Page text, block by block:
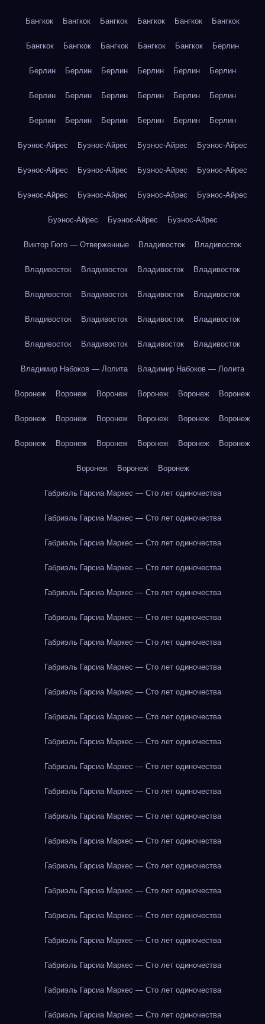
Бангкок Бангкок Бангкок Бангкок Бангкок Бангкок
Бангкок Бангкок Бангкок Бангкок Бангкок Берлин
Берлин Берлин Берлин Берлин Берлин Берлин
Берлин Берлин Берлин Берлин Берлин Берлин
Берлин Берлин Берлин Берлин Берлин Берлин
Буэнос-Айрес Буэнос-Айрес Буэнос-Айрес Буэнос-Айрес
Буэнос-Айрес Буэнос-Айрес Буэнос-Айрес Буэнос-Айрес
Буэнос-Айрес Буэнос-Айрес Буэнос-Айрес Буэнос-Айрес
Буэнос-Айрес Буэнос-Айрес Буэнос-Айрес
Виктор Гюго — Отверженные Владивосток Владивосток
Владивосток Владивосток Владивосток Владивосток
Владивосток Владивосток Владивосток Владивосток
Владивосток Владивосток Владивосток Владивосток
Владивосток Владивосток Владивосток Владивосток
Владимир Набоков — Лолита Владимир Набоков — Лолита
Воронеж Воронеж Воронеж Воронеж Воронеж Воронеж
Воронеж Воронеж Воронеж Воронеж Воронеж Воронеж
Воронеж Воронеж Воронеж Воронеж Воронеж Воронеж
Воронеж Воронеж Воронеж
Габриэль Гарсиа Маркес — Сто лет одиночества
Габриэль Гарсиа Маркес — Сто лет одиночества
Габриэль Гарсиа Маркес — Сто лет одиночества
Габриэль Гарсиа Маркес — Сто лет одиночества
Габриэль Гарсиа Маркес — Сто лет одиночества
Габриэль Гарсиа Маркес — Сто лет одиночества
Габриэль Гарсиа Маркес — Сто лет одиночества
Габриэль Гарсиа Маркес — Сто лет одиночества
Габриэль Гарсиа Маркес — Сто лет одиночества
Габриэль Гарсиа Маркес — Сто лет одиночества
Габриэль Гарсиа Маркес — Сто лет одиночества
Габриэль Гарсиа Маркес — Сто лет одиночества
Габриэль Гарсиа Маркес — Сто лет одиночества
Габриэль Гарсиа Маркес — Сто лет одиночества
Габриэль Гарсиа Маркес — Сто лет одиночества
Габриэль Гарсиа Маркес — Сто лет одиночества
Габриэль Гарсиа Маркес — Сто лет одиночества
Габриэль Гарсиа Маркес — Сто лет одиночества
Габриэль Гарсиа Маркес — Сто лет одиночества
Габриэль Гарсиа Маркес — Сто лет одиночества
Габриэль Гарсиа Маркес — Сто лет одиночества
Габриэль Гарсиа Маркес — Сто лет одиночества